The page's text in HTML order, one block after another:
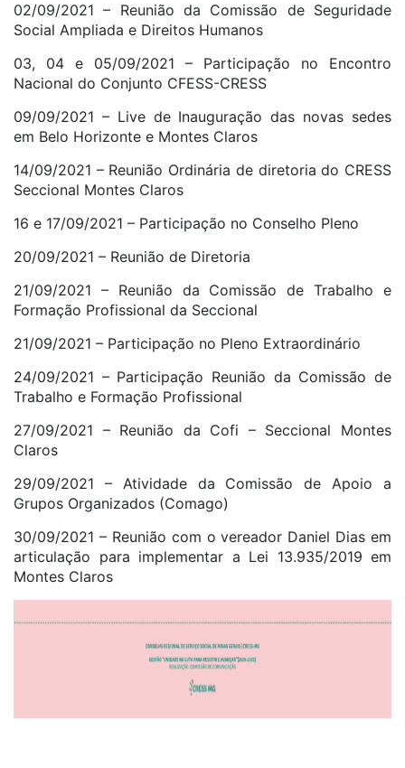
02/09/2021 – Reunião da Comissão de Seguridade
Social Ampliada e Direitos Humanos
03, 04 e 05/09/2021 – Participação no Encontro
Nacional do Conjunto CFESS-CRESS
09/09/2021 – Live de Inauguração das novas sedes
em Belo Horizonte e Montes Claros
14/09/2021 – Reunião Ordinária de diretoria do CRESS
Seccional Montes Claros
16 e 17/09/2021 – Participação no Conselho Pleno
20/09/2021 – Reunião de Diretoria
21/09/2021 – Reunião da Comissão de Trabalho e
Formação Profissional da Seccional
21/09/2021 – Participação no Pleno Extraordinário
24/09/2021 – Participação Reunião da Comissão de
Trabalho e Formação Profissional
27/09/2021 – Reunião da Cofi – Seccional Montes
Claros
29/09/2021 – Atividade da Comissão de Apoio a
Grupos Organizados (Comago)
30/09/2021 – Reunião com o vereador Daniel Dias em
articulação para implementar a Lei 13.935/2019 em
Montes Claros